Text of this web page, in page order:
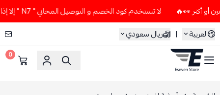
لا تستخدم كود الخصم و التوصيل المجاني " N7 " إلا إذا طلبت قطعتين أو أكثر 👀🔥
العربية
| ريال سعودي
ESEVEN STORE
0